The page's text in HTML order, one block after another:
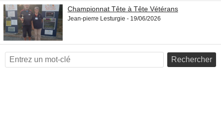
Championnat Tête à Tête Vétérans
Jean-pierre Lesturgie - 19/06/2026
Rechercher